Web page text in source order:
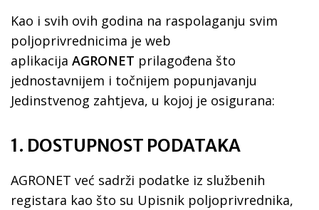
Kao i svih ovih godina na raspolaganju svim
poljoprivrednicima je web
aplikacija AGRONET prilagođena što
jednostavnijem i točnijem popunjavanju
Jedinstvenog zahtjeva, u kojoj je osigurana:
1. DOSTUPNOST PODATAKA
AGRONET već sadrži podatke iz službenih
registara kao što su Upisnik poljoprivrednika,